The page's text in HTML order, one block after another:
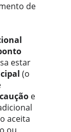
de
estar
(o
e
aceita